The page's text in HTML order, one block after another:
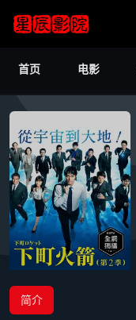
首页 电影
简介